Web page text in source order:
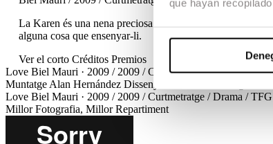
que hayan
La Karen és una nena preciosa de 12 anys que viu en
alguna cosa que ensenyar-li.
Ver el corto Créditos Premios
Love Biel Mauri · 2009 / 2009 / Curtmetratge / Drama /
Muntatge Alan Hernández Disseny de so
Love Biel Mauri · 2009 / 2009 / Curtmetratge / Drama / TFG
Millor Fotografia, Millor Repartiment